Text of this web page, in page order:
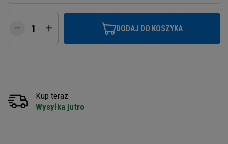
DODAJ DO KOSZYKA
Kup teraz
Wysyłka jutro